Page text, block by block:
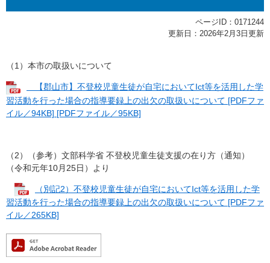
ページID：0171244
更新日：2026年2月3日更新
（1）本市の取扱いについて
【郡山市】不登校児童生徒が自宅においてIct等を活用した学
習活動を行った場合の指導要録上の出欠の取扱いについて [PDFファ
イル／94KB] [PDFファイル／95KB]
（2）（参考）文部科学省 不登校児童生徒支援の在り方（通知）
（令和元年10月25日）より
（別記2）不登校児童生徒が自宅においてIct等を活用した学
習活動を行った場合の指導要録上の出欠の取扱いについて [PDFファ
イル／265KB]